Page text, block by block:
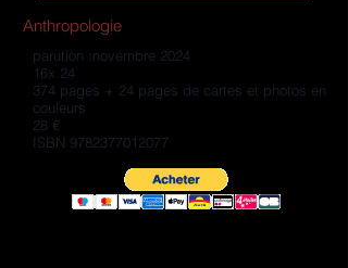
Anthropologie
parution :novembre 2024
16x 24
374 pages + 24 pages de cartes et photos en
couleurs
28 €
ISBN 9782377012077